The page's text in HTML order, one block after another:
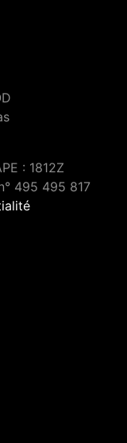
: 1812Z
495 495 817